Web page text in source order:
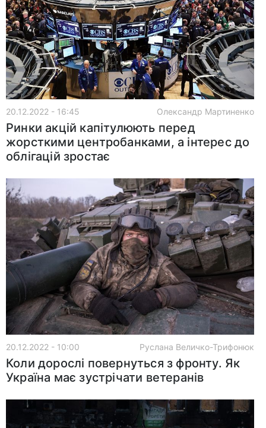
20.12.2022 - 16:45 Олександр Мартиненко
Ринки акцій капітулюють перед
жорсткими центробанками, а інтерес до
облігацій зростає
20.12.2022 - 10:00 Руслана Величко-Трифонюк
Коли дорослі повернуться з фронту. Як
Україна має зустрічати ветеранів